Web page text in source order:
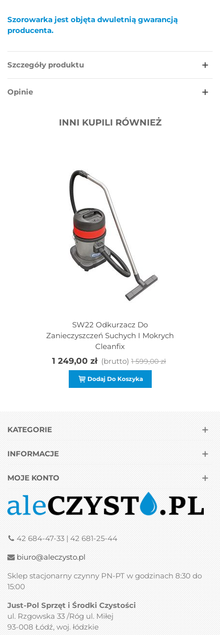
Szorowarka jest objęta dwuletnią gwarancją
producenta.
Szczegóły produktu
Opinie
INNI KUPILI RÓWNIEŻ
SW22 Odkurzacz Do
Zanieczyszczeń Suchych I Mokrych
Cleanfix
1 249,00 zł (brutto) 1 599,00 zł
Dodaj Do Koszyka
KATEGORIE
INFORMACJE
MOJE KONTO
42 684-47-33 | 42 681-25-44
biuro@aleczysto.pl
Sklep stacjonarny czynny PN-PT w godzinach 8:30 do
15:00
Just-Pol Sprzęt i Środki Czystości
ul. Rzgowska 33 /Róg ul. Miłej
93-008 Łódź, woj. łódzkie